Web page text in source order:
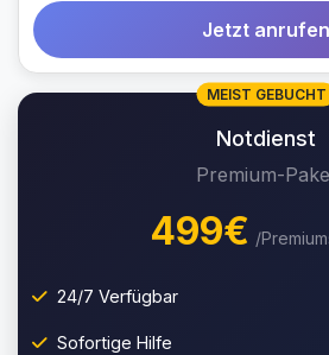
Jetzt anrufen
MEIST GEBUCHT
Notdienst
Premium-
499€ /
24/7 Verfügbar
Sofortige Hilfe